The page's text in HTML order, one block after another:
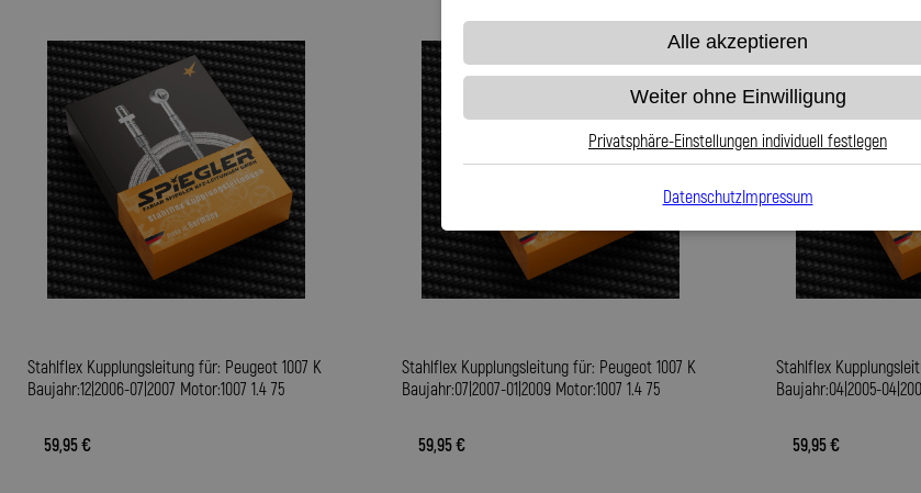
Stahlflex Kupplungsleitung für: Peugeot 1007 K
Baujahr:12|2006-07|2007 Motor:1007 1.4 75
59,95 €
Stahlflex Kupplungsleitung für: Peugeot 1007 K
Baujahr:07|2007-01|2009 Motor:1007 1.4 75
59,95 €
Stahlflex
Baujahr:04|2005-
59,95 €
Alle akzeptieren
Weiter ohne Einwilligung
Privatsphäre-Einstellungen individuell festlegen
DatenschutzImpressum